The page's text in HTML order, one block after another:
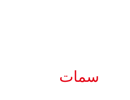
سمات